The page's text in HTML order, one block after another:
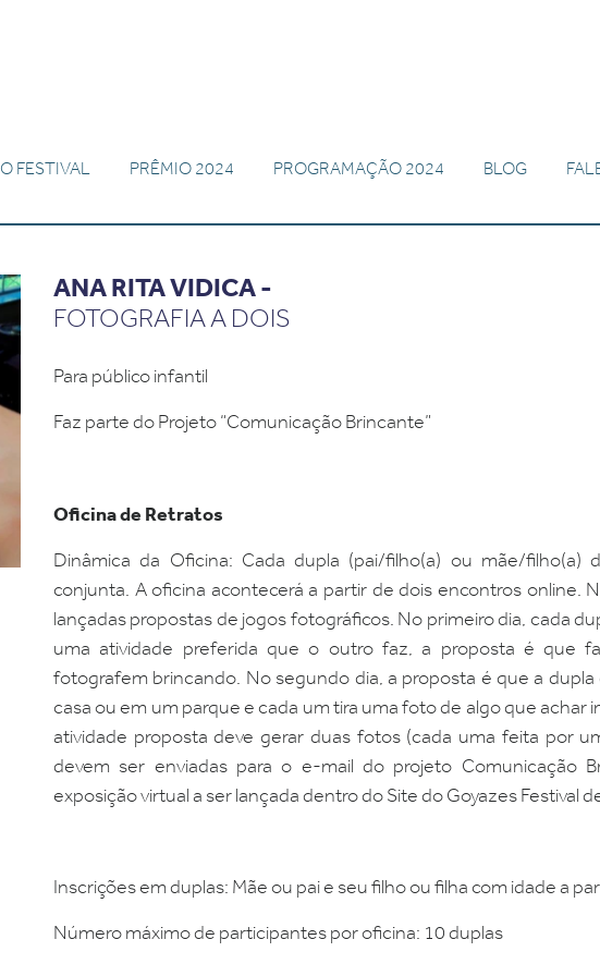
O FESTIVAL PRÊMIO 2024 PROGRAMAÇÃO 2024 BLOG
ANA RITA VIDICA -
FOTOGRAFIA A DOIS
Para público infantil
Faz parte do Projeto “Comunicação Brincante”
Oficina de Retratos
Dinâmica da Oficina: Cada dupla (pai/filho(a) ou mãe/filho(a)
conjunta. A oficina acontecerá a partir de dois encontros online.
lançadas propostas de jogos fotográficos. No primeiro dia, cada
uma atividade preferida que o outro faz, a proposta é que
fotografem brincando. No segundo dia, a proposta é que a
casa ou em um parque e cada um tira uma foto de algo que achar
atividade proposta deve gerar duas fotos (cada uma feita por
devem ser enviadas para o e-mail do projeto Comunicação
exposição virtual a ser lançada dentro do Site do Goyazes Festival
Inscrições em duplas: Mãe ou pai e seu filho ou filha com idade a
Número máximo de participantes por oficina: 10 duplas